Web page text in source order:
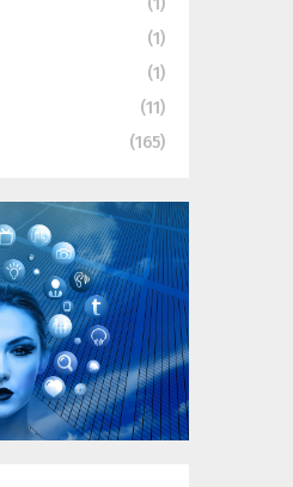
(1)
(1)
(11)
(165)